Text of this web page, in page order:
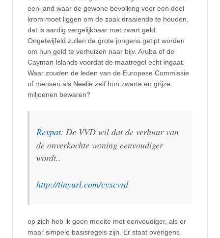
een land waar de gewone bevolking voor een deel
krom moet liggen om de zaak draaiende te houden,
dat is aardig vergelijkbaar met zwart geld.
Ongetwijfeld zullen de grote jongens getipt worden
om hun geld te verhuizen naar bijv. Aruba of de
Cayman Islands voordat de maatregel echt ingaat.
Waar zouden de leden van de Europese Commissie
of mensen als Neelie zelf hun zwarte en grijze
miljoenen bewaren?
Rexpat: De VVD wil dat de verhuur van
de onverkochte woning eenvoudiger
wordt..
http://tinyurl.com/cyxcvrd
op zich heb ik geen moeite met eenvoudiger, als er
maar simpele basisregels zijn. Er staat overigens